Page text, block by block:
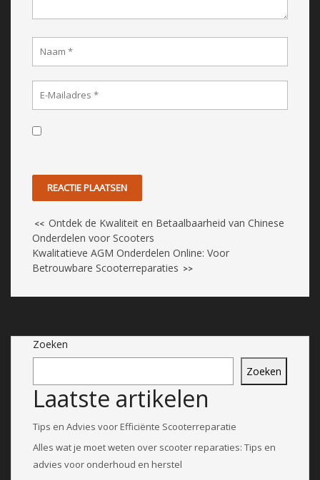
<< Ontdek de Kwaliteit en Betaalbaarheid van Chinese
Onderdelen voor Scooters
Kwalitatieve AGM Onderdelen Online: Voor
Betrouwbare Scooterreparaties >>
Zoeken
Zoeken
Laatste artikelen
Tips en Advies voor Efficiënte Scooterreparatie
Alles wat je moet weten over scooter reparaties: Tips en
advies voor onderhoud en herstel